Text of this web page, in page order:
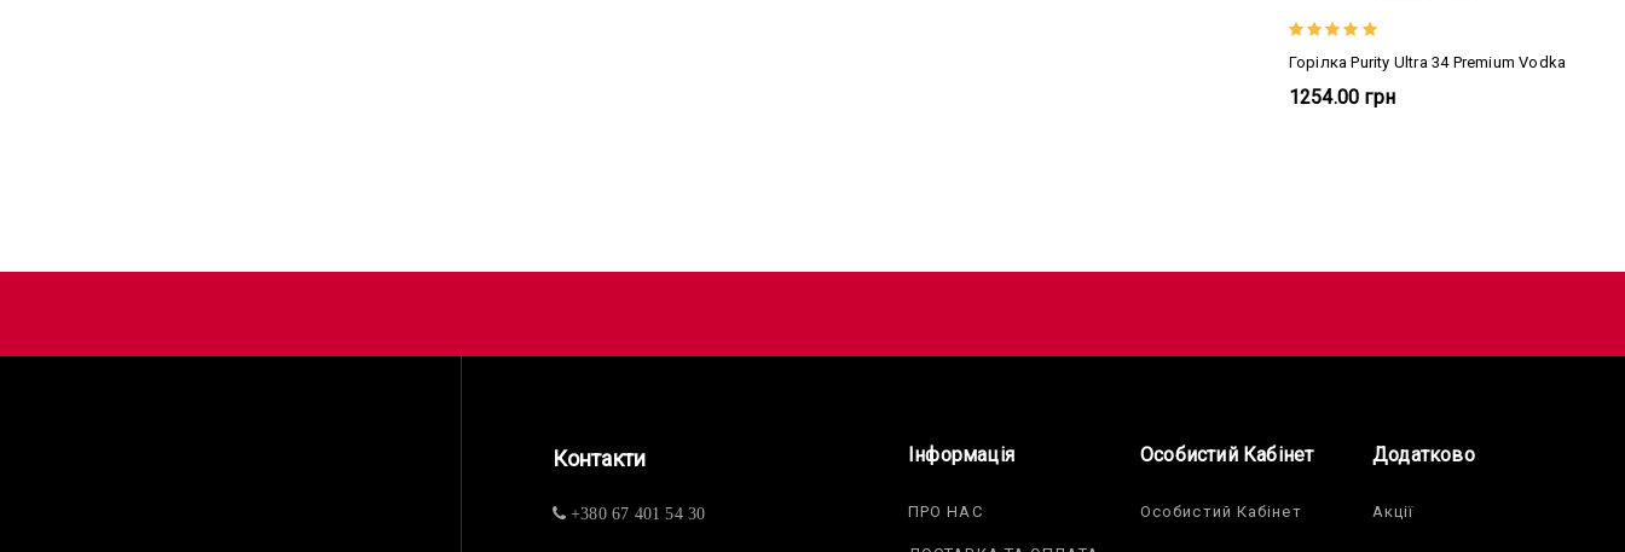
Горілка Purity Ultra 34 Premium Vodka
1254.00 грн
Контакти
+380 67 401 54 30
Інформація
ПРО НАС
Особистий Кабінет
Особистий Кабінет
Додатково
Акції